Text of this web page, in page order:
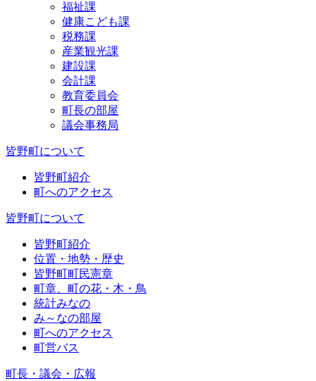
福祉課
健康こども課
税務課
産業観光課
建設課
会計課
教育委員会
町長の部屋
議会事務局
皆野町について
皆野町紹介
町へのアクセス
皆野町について
皆野町紹介
位置・地勢・歴史
皆野町町民憲章
町章、町の花・木・鳥
統計みなの
み～なの部屋
町へのアクセス
町営バス
町長・議会・広報